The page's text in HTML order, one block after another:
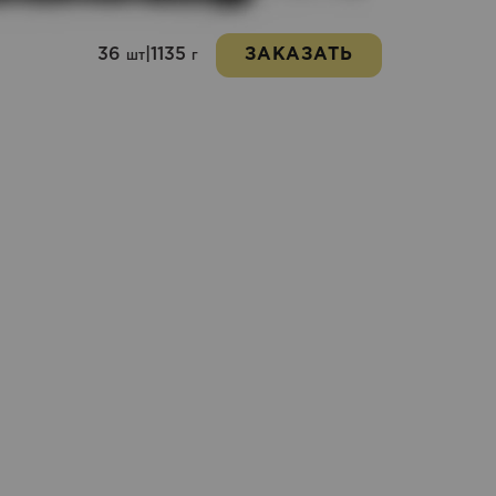
36 шт 1135 г ЗАКАЗАТЬ